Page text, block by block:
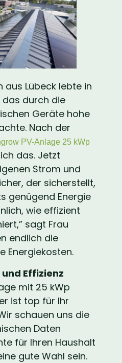
aus Lübeck lebte in
das durch die
Geräte hohe
Nach der
PV-Anlage 25 kWp
das. Jetzt
Strom und
der sicherstellt,
genügend Energie
wie effizient
sagt Frau
endlich die
Energiekosten.
Effizienz
mit 25 kWp
ist top für Ihr
schauen uns die
Daten
für Ihren Haushalt
gute Wahl sein.